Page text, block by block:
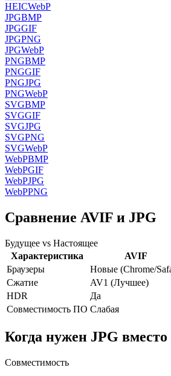
HEICWebP
JPGBMP
JPGGIF
JPGPNG
JPGWebP
PNGBMP
PNGGIF
PNGJPG
PNGWebP
SVGBMP
SVGGIF
SVGJPG
SVGPNG
SVGWebP
WebPBMP
WebPGIF
WebPJPG
WebPPNG
Сравнение AVIF и JPG
Будущее vs Настоящее
Характеристика
AVIF
Браузеры
Новые (Chrome/
Сжатие
AV1 (Лучшее)
HDR
Да
Совместимость ПО Слабая
Когда нужен JPG
Совместимость